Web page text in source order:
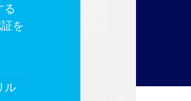
る
を
ル